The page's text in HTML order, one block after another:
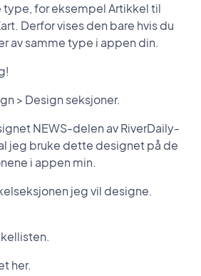
type, for eksempel Artikkel til
Derfor vises den bare hvis du
av samme type i appen din.
> Design seksjoner.
NEWS-delen av RiverDaily-
jeg bruke dette designet på de
i appen min.
jeg vil designe.
her.